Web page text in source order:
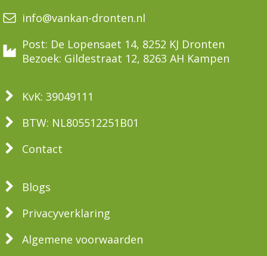
info@vankan-dronten.nl
Post: De Lopensaet 14, 8252 KJ Dronten
Bezoek: Gildestraat 12, 8263 AH Kampen
KvK: 39049111
BTW: NL805512251B01
Contact
Blogs
Privacyverklaring
Algemene voorwaarden